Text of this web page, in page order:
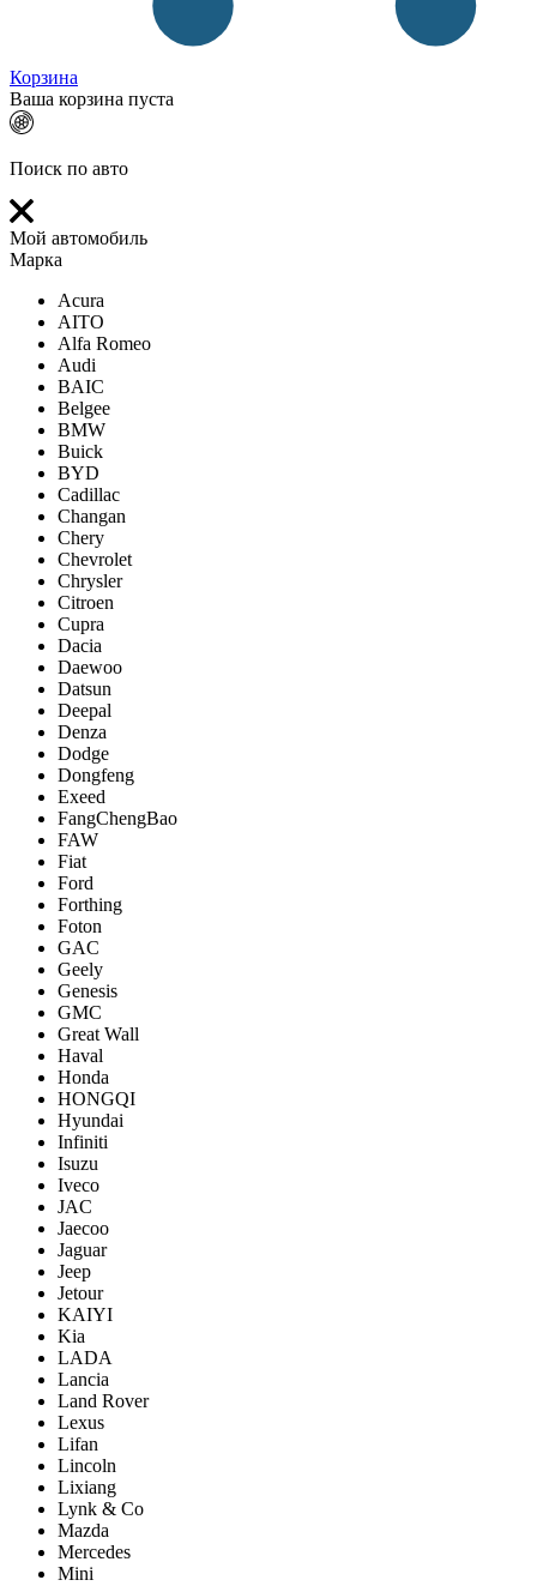
Корзина
Ваша корзина пуста
Поиск по авто
Мой автомобиль
Марка
Acura
AITO
Alfa Romeo
Audi
BAIC
Belgee
BMW
Buick
BYD
Cadillac
Changan
Chery
Chevrolet
Chrysler
Citroen
Cupra
Dacia
Daewoo
Datsun
Deepal
Denza
Dodge
Dongfeng
Exeed
FangChengBao
FAW
Fiat
Ford
Forthing
Foton
GAC
Geely
Genesis
GMC
Great Wall
Haval
Honda
HONGQI
Hyundai
Infiniti
Isuzu
Iveco
JAC
Jaecoo
Jaguar
Jeep
Jetour
KAIYI
Kia
LADA
Lancia
Land Rover
Lexus
Lifan
Lincoln
Lixiang
Lynk & Co
Mazda
Mercedes
Mini